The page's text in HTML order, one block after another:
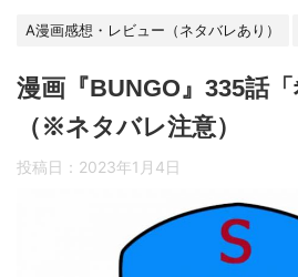
A漫画感想・レビュー（ネタバレあり）
漫画『BUNGO』335話
（※ネタバレ注意）
投稿日： 2023年1月4日